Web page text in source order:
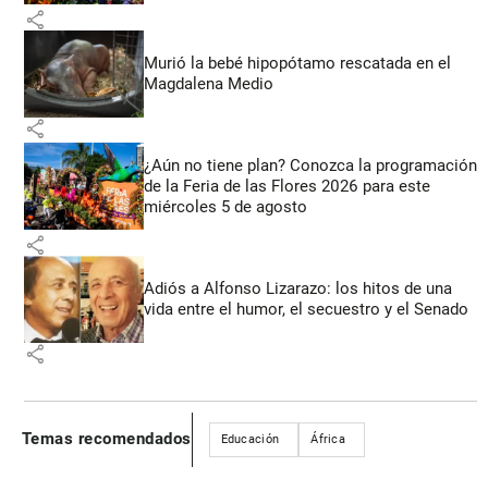
share
Murió la bebé hipopótamo rescatada en el
Magdalena Medio
share
¿Aún no tiene plan? Conozca la programación
de la Feria de las Flores 2026 para este
miércoles 5 de agosto
share
Adiós a Alfonso Lizarazo: los hitos de una
vida entre el humor, el secuestro y el Senado
share
Temas recomendados Educación África